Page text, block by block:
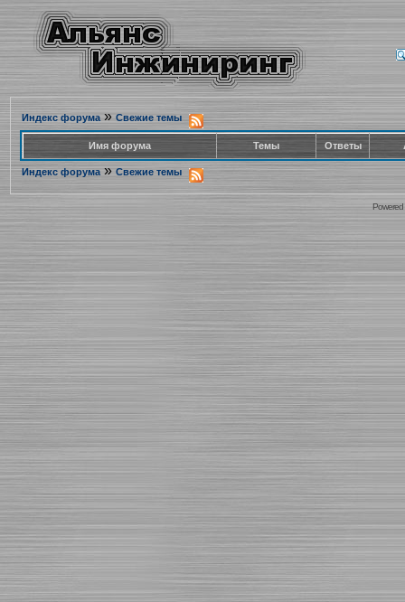
Индекс форума» Свежие темы
Имя форума Темы Ответы
Индекс форума » Свежие темы